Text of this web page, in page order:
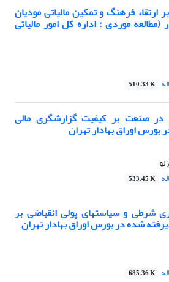
ارتقاء فرهنگ و تمکین مالیاتی مودیان
(مطالعه موردی : اداره کل امور مالیاتی
510.33 K
صنعت بر کیفیت گزارشگری مالی
اوراق بهادار تهران
533.45 K
شرطی و سیاستهای پولی انقباضی بر
شده در بورس اوراق بهادار تهران
685.36 K